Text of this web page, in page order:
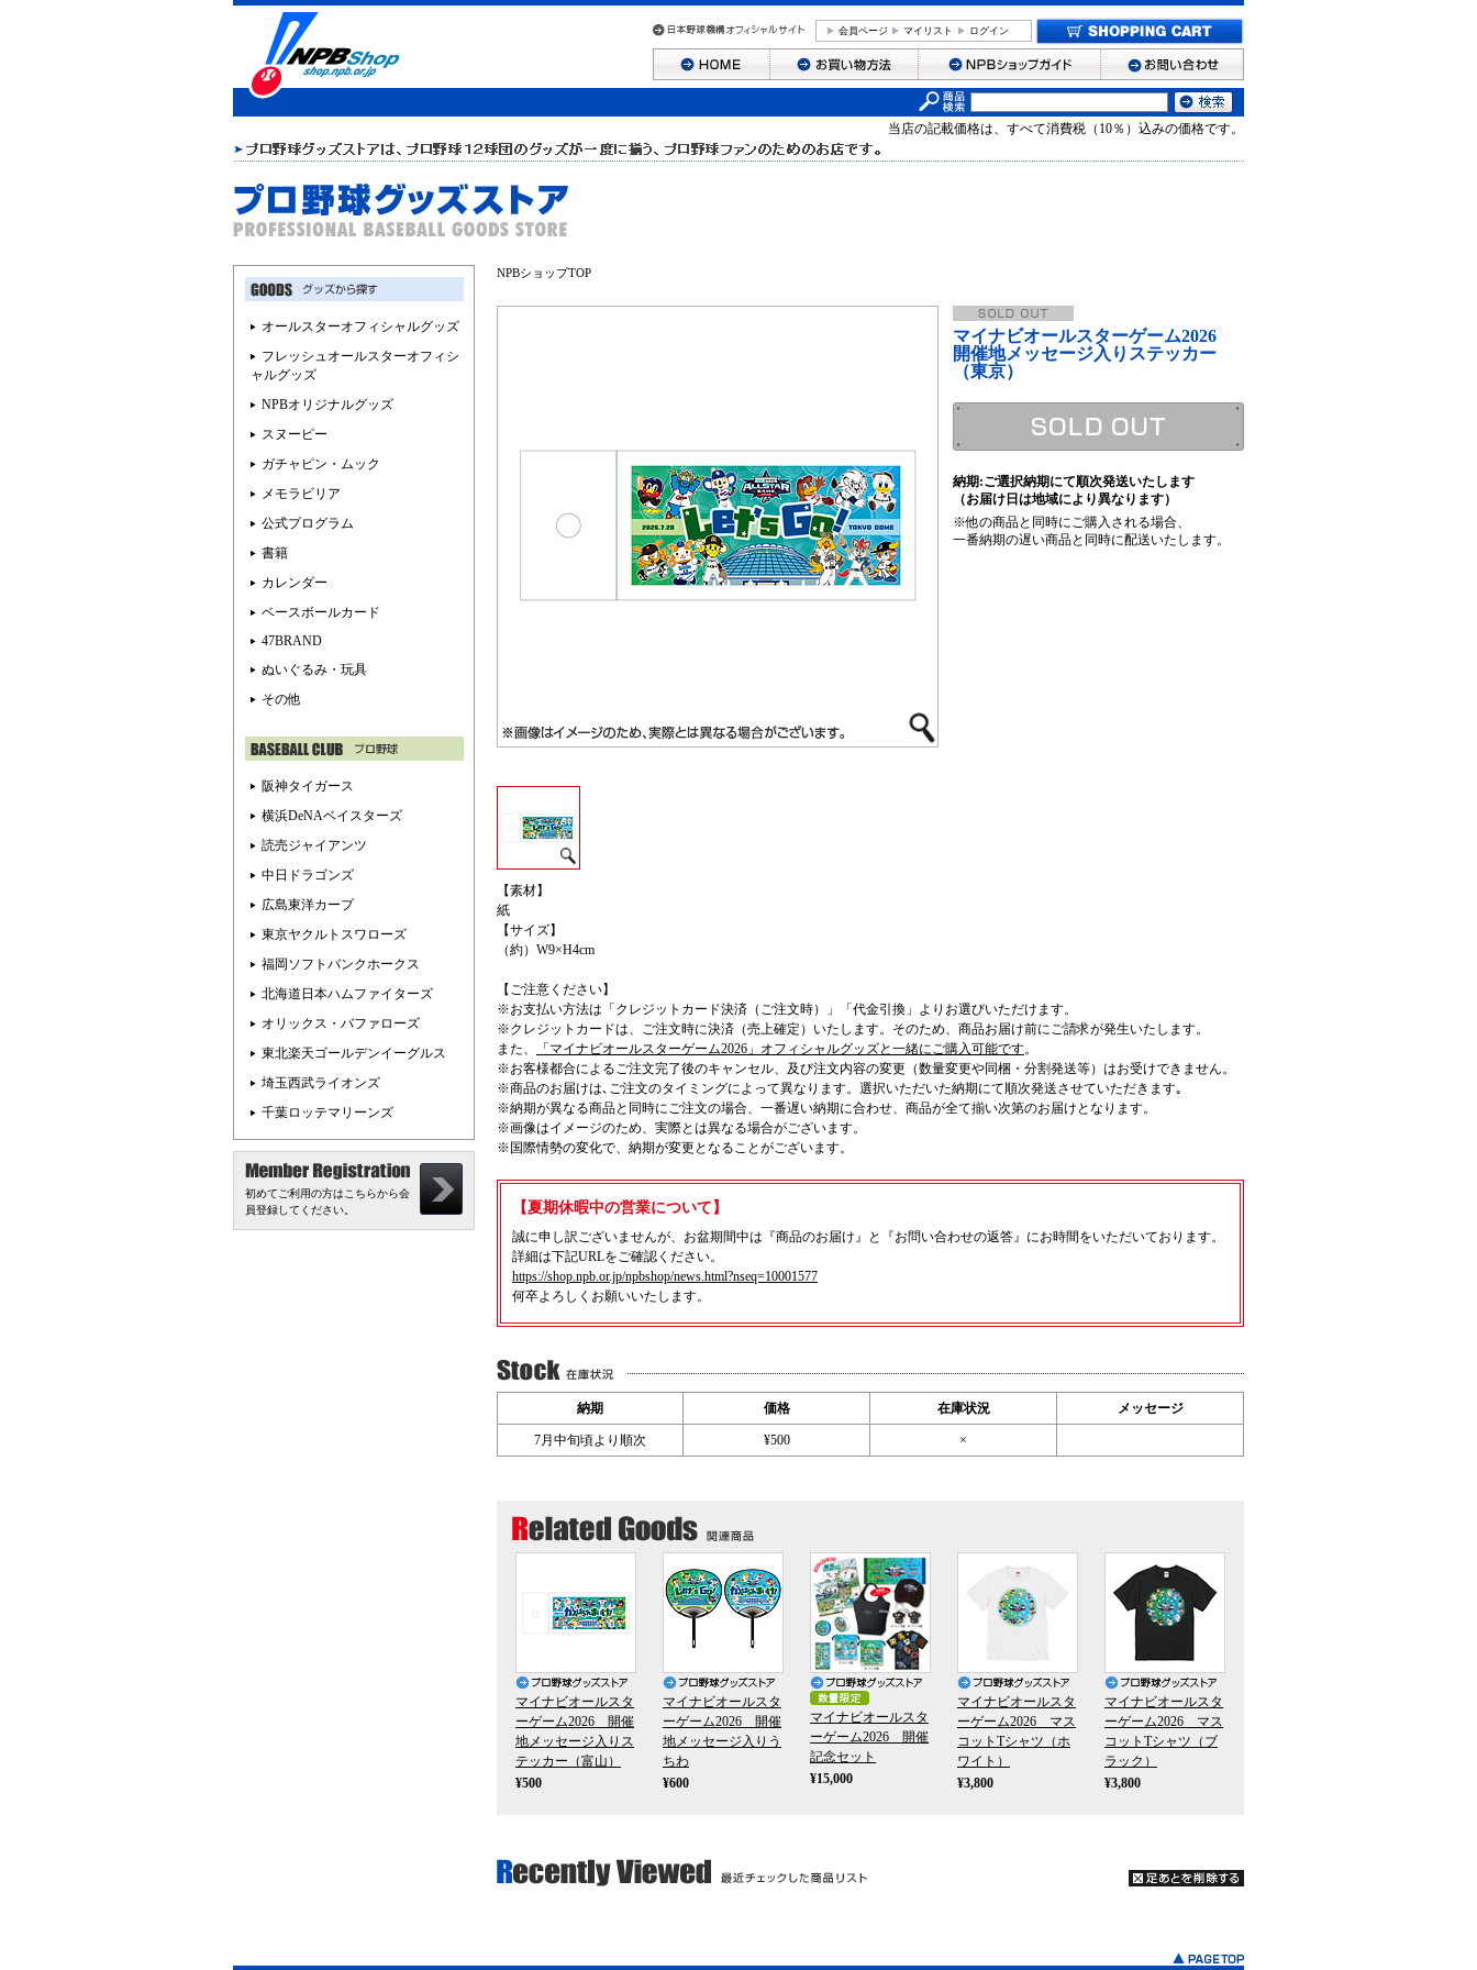
会員ページ マイリスト ログイン
当店の記載価格は、すべて消費税（10％）込みの価格です。
NPBショップTOP
マイナビオールスターゲーム2026
開催地メッセージ入りステッカー
（東京）
納期:ご選択納期にて順次発送いたします
（お届け日は地域により異なります）
※他の商品と同時にご購入される場合、
一番納期の遅い商品と同時に配送いたします。
【素材】
紙
【サイズ】
（約）W9×H4cm
【ご注意ください】
※お支払い方法は「クレジットカード決済（ご注文時）」「代金引換」よりお選びいただけます。
※クレジットカードは、ご注文時に決済（売上確定）いたします。そのため、商品お届け前にご請求が発生いたします。
また、
「マイナビオールスターゲーム2026」オフィシャルグッズと一緒にご購入可能です。
※お客様都合によるご注文完了後のキャンセル、及び注文内容の変更（数量変更や同梱・分割発送等）はお受けできません。
※商品のお届けは､ご注文のタイミングによって異なります。選択いただいた納期にて順次発送させていただきます｡
※納期が異なる商品と同時にご注文の場合、一番遅い納期に合わせ、商品が全て揃い次第のお届けとなります。
※画像はイメージのため、実際とは異なる場合がございます。
※国際情勢の変化で、納期が変更となることがございます。
【夏期休暇中の営業について】
誠に申し訳ございませんが、お盆期間中は『商品のお届け』と『お問い合わせの返答』にお時間をいただいております。
詳細は下記URLをご確認ください。
https://shop.npb.or.jp/npbshop/news.html?nseq=10001577
何卒よろしくお願いいたします。
納期 価格 在庫状況 メッセージ
7月中旬頃より順次 ¥500 ×
マイナビオールスタ
ーゲーム2026 開催
地メッセージ入りス
テッカー（富山）
¥500
マイナビオールスタ
ーゲーム2026 開催
地メッセージ入りう
ちわ
¥600
マイナビオールスタ
ーゲーム2026 開催
記念セット
¥15,000
マイナビオールスタ
ーゲーム2026 マス
コットTシャツ（ホ
ワイト）
¥3,800
マイナビオールスタ
ーゲーム2026 マス
コットTシャツ（ブ
ラック）
¥3,800
オールスターオフィシャルグッズ
フレッシュオールスターオフィシ
ャルグッズ
NPBオリジナルグッズ
スヌーピー
ガチャピン・ムック
メモラビリア
公式プログラム
書籍
カレンダー
ベースボールカード
47BRAND
ぬいぐるみ・玩具
その他
阪神タイガース
横浜DeNAベイスターズ
読売ジャイアンツ
中日ドラゴンズ
広島東洋カープ
東京ヤクルトスワローズ
福岡ソフトバンクホークス
北海道日本ハムファイターズ
オリックス・バファローズ
東北楽天ゴールデンイーグルス
埼玉西武ライオンズ
千葉ロッテマリーンズ
初めてご利用の方はこちらから会
員登録してください。